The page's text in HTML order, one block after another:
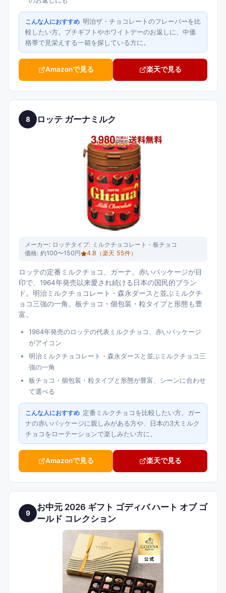
こんな人におすすめ 明治ザ・チョコレートのフレーバーを比
較したい方。プチギフトやホワイトデーのお返しに、中価
格帯で見栄えする一箱を探している方に。
Amazonで見る 楽天で見る
8 ロッテ ガーナミルク
メーカー: ロッテタイプ: ミルクチョコレート・板チョコ
価格: 約100〜150円 4.8 （楽天 55件）
ロッテの定番ミルクチョコ、ガーナ。赤いパッケージが目
印で、1964年発売以来愛され続ける日本の国民的ブラン
ド。明治ミルクチョコレート・森永ダースと並ぶミルクチ
ョコ三強の一角。板チョコ・個包装・粒タイプと形態も豊
富。
1964年発売のロッテの代表ミルクチョコ、赤いパッケージ
がアイコン
明治ミルクチョコレート・森永ダースと並ぶミルクチョコ三
強の一角
板チョコ・個包装・粒タイプと形態が豊富、シーンに合わせ
て選べる
こんな人におすすめ 定番ミルクチョコを比較したい方。ガー
ナの赤いパッケージに親しみがある方や、日本の3大ミルク
チョコをローテーションで楽しみたい方に。
Amazonで見る 楽天で見る
9
お中元 2026 ギフト ゴディバ ハート オブ ゴ
ールド コレクション